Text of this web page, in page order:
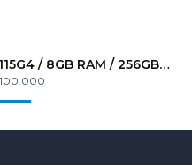
/ 8GB RAM / 256GB
Dos / Black